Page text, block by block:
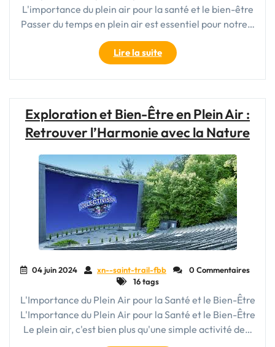
L'importance du plein air pour la santé et le bien-être
Passer du temps en plein air est essentiel pour notre…
Lire la suite"Vivre
pleinement
:
du
plein
Exploration et Bien-Être en Plein Air :
Retrouver l’Harmonie avec la Nature
04 juin 2024 xn--saint-trail-fbb
0 Commentaires
16 tags
L'Importance du Plein Air pour la Santé et le Bien-Être
L'Importance du Plein Air pour la Santé et le Bien-Être
Le plein air, c'est bien plus qu'une simple activité de…